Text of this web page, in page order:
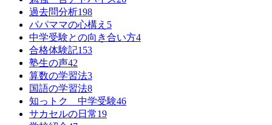
過去問分析198
パパママの心構え 5
中学受験との向き合い方4
合格体験記153
塾生の声42
算数の学習法3
国語の学習法8
知っトク 中学受験46
サカセルの日常19